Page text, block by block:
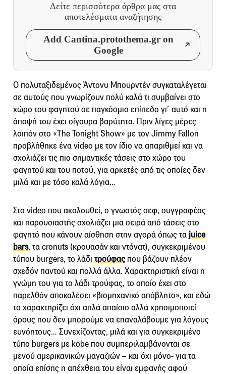
Δείτε περισσότερα άρθρα μας στα
αποτελέσματα αναζήτησης
Add Cantina.protothema.gr on
Google
Ο πολυταξιδεμένος Άντονυ Μπουρντέν συγκαταλέγεται
σε αυτούς που γνωρίζουν πολύ καλά τι συμβαίνει στο
χώρο του φαγητού σε παγκόσμιο επίπεδο γι’ αυτό και η
άποψή του έχει σίγουρα βαρύτητα. Πριν λίγες μέρες
λοιπόν στο «The Tonight Show» με τον Jimmy Fallon
προβλήθηκε ένα video με τον ίδιο να απαριθμεί και να
σχολιάζει τις πιο σημαντικές τάσεις στο χώρο του
φαγητού και του ποτού, για αρκετές από τις οποίες δεν
μιλά και με τόσο καλά λόγια…
Στο video που ακολουθεί, ο γνωστός σεφ, συγγραφέας
και παρουσιαστής σχολιάζει μια σειρά από τάσεις στο
φαγητό που κάνουν αίσθηση στην αγορά όπως τα juice
bars, τα cronuts (κρουασάν και ντόνατ), συγκεκριμένου
τύπου burgers, το λάδι τρούφας που βάζουν πλέον
σχεδόν παντού και πολλά άλλα. Χαρακτηριστική είναι η
γνώμη του για το λάδι τρούφας, το οποίο έχει στο
παρελθόν αποκαλέσει «βιομηχανικό απόβλητο», και εδώ
το χαρακτηρίζει όχι απλά απαίσιο αλλά χρησιμοποιεί
όρους που δεν μπορούμε να επαναλάβουμε για λόγους
ευνόητους… Συνεχίζοντας, μιλά και για συγκεκριμένο
τύπο burgers με kobe που συμπεριλαμβάνονται σε
μενού αμερικανικών μαγαζιών – και όχι μόνο- για τα
οποία επίσης η απέχθεια του είναι εμφανής αφού